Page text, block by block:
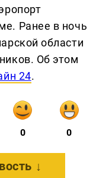
Ранее в ночь
области
Об этом
24.
0 0
↓